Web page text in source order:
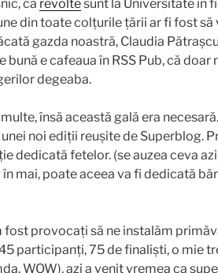
că revoltesunt la Universitate în
din toate colțurile țării ar fi fost să
gazda noastră, Claudia
bună e cafeaua în RSS Pub, că doar
degeaba.
însă această gală era
noi ediții reușite de Superblog.
dedicată fetelor. (se auzea ceva
mai, poate aceea va fi dedicată
fost provocați să ne instalăm
participanți, 75 de finaliști, o mie
WOW), azi a venit vremea ca